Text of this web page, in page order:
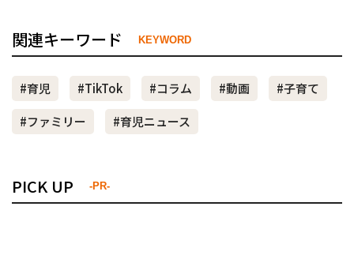
関連キーワード KEYWORD
#育児 #TikTok #コラム #動画
#子育て
#ファミリー
#育児ニュース
PICK UP -PR-